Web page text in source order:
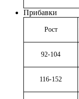
Прибавки
Рост
92-104
116-152